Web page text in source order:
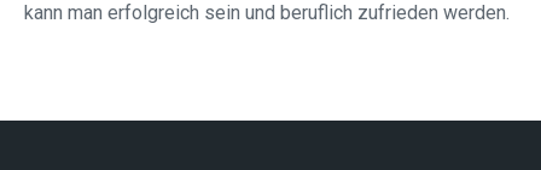
kann man erfolgreich sein und beruflich zufrieden werden.